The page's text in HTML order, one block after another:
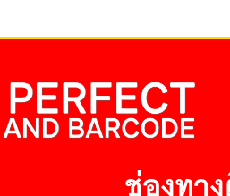
ช่องทา